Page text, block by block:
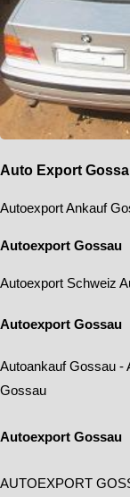
Auto Export
Autoexport Ankauf
Autoexport Gossau
Autoexport Schweiz
Autoexport Gossau
Autoankauf Gossau -
Gossau
Autoexport Gossau
AUTOEXPORT